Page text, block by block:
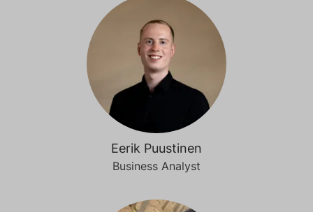
Eerik Puustinen
Business Analyst